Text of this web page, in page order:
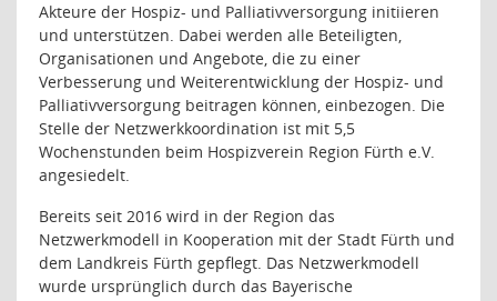
Akteure der Hospiz- und Palliativversorgung initiieren
und unterstützen. Dabei werden alle Beteiligten,
Organisationen und Angebote, die zu einer
Verbesserung und Weiterentwicklung der Hospiz- und
Palliativversorgung beitragen können, einbezogen. Die
Stelle der Netzwerkkoordination ist mit 5,5
Wochenstunden beim Hospizverein Region Fürth e.V.
angesiedelt.
Bereits seit 2016 wird in der Region das
Netzwerkmodell in Kooperation mit der Stadt Fürth und
dem Landkreis Fürth gepflegt. Das Netzwerkmodell
wurde ursprünglich durch das Bayerische